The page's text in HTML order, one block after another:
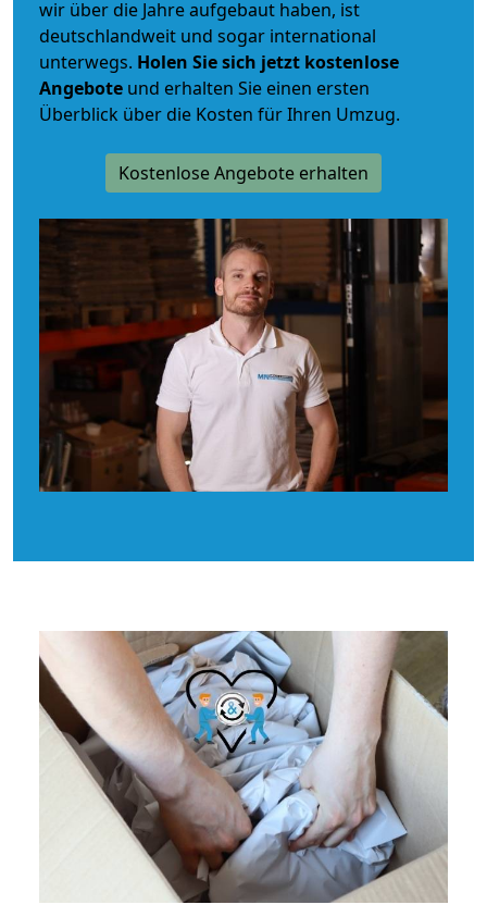
wir über die Jahre aufgebaut haben, ist
deutschlandweit und sogar international
unterwegs. Holen Sie sich jetzt kostenlose
Angebote und erhalten Sie einen ersten
Überblick über die Kosten für Ihren Umzug.
Kostenlose Angebote erhalten